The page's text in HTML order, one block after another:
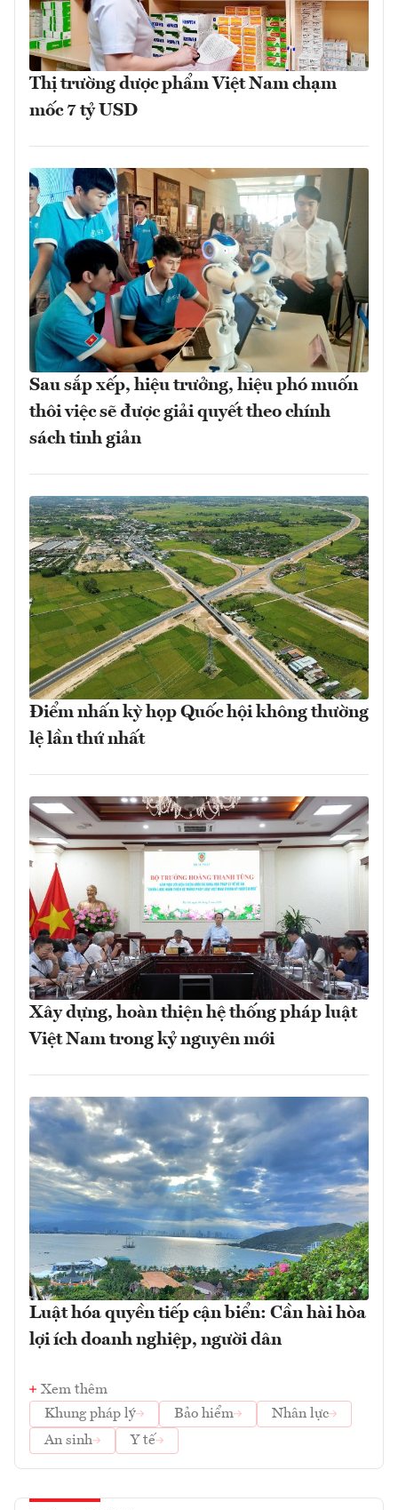
Thị trường dược phẩm Việt Nam chạm
mốc 7 tỷ USD
Sau sắp xếp, hiệu trưởng, hiệu phó muốn
thôi việc sẽ được giải quyết theo chính
sách tinh giản
Điểm nhấn kỳ họp Quốc hội không thường
lệ lần thứ nhất
Xây dựng, hoàn thiện hệ thống pháp luật
Việt Nam trong kỷ nguyên mới
Luật hóa quyền tiếp cận biển: Cần hài hòa
lợi ích doanh nghiệp, người dân
Xem thêm
Khung pháp lý
Bảo hiểm
Nhân lực
An sinh
Y tế